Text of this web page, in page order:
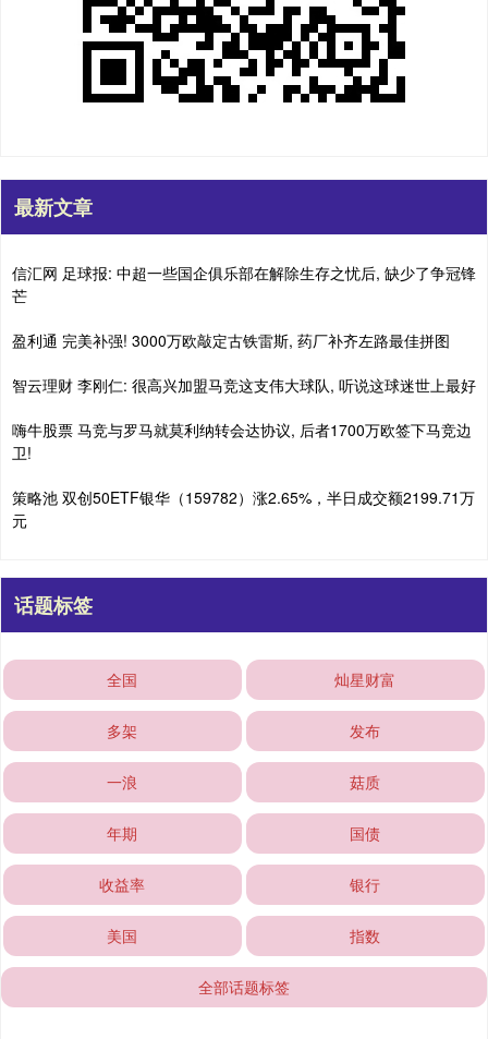
最新文章
信汇网 足球报: 中超一些国企俱乐部在解除生存之忧后, 缺少了争冠锋
芒
盈利通 完美补强! 3000万欧敲定古铁雷斯, 药厂补齐左路最佳拼图
智云理财 李刚仁: 很高兴加盟马竞这支伟大球队, 听说这球迷世上最好
嗨牛股票 马竞与罗马就莫利纳转会达协议, 后者1700万欧签下马竞边
卫!
策略池 双创50ETF银华（159782）涨2.65%，半日成交额2199.71万
元
话题标签
全国 灿星财富
多架 发布
一浪 菇质
年期 国债
收益率 银行
美国 指数
全部话题标签